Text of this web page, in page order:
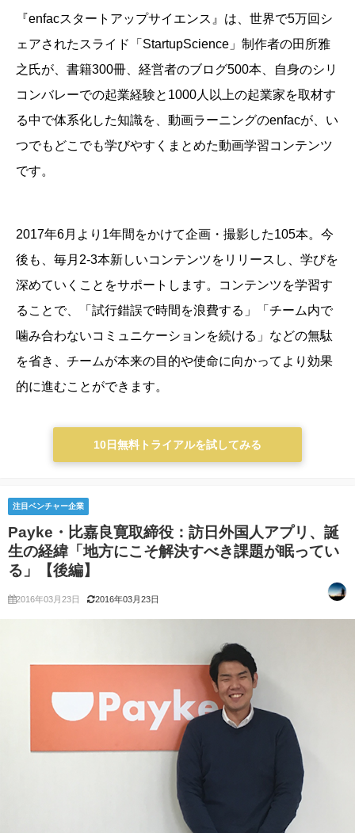
『enfacスタートアップサイエンス』は、 世界で5万回シ
ェアされたスライド「StartupScience」制作者の田所雅
之氏が、書籍300冊、経営者のブログ500本、自身のシリ
コンバレーでの起業経験と1000人以上の起業家を取材す
る中で体系化した知識を、動画ラーニングのenfacが、い
つでもどこでも学びやすくまとめた動画学習コンテンツ
です。
2017年6月より1年間をかけて企画・撮影した105本。今
後も、毎月2-3本新しいコンテンツをリリースし、学びを
深めていくことをサポートします。
コンテンツを学習す
ることで、「試行錯誤で時間を浪費する」「チーム内で
噛み合わないコミュニケーションを続ける」などの無駄
を省き、チームが本来の目的や使命に向かってより効果
的に進むことができます。
10日無料トライアルを試してみる
注目ベンチャー企業
Payke・比嘉良寛取締役：訪日外国人アプリ、誕
生の経緯「地方にこそ解決すべき課題が眠ってい
る」【後編】
2016年03月23日 2016年03月23日